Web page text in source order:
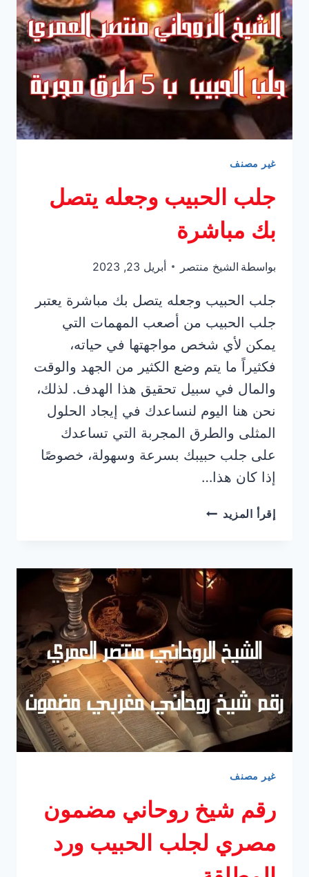
عربي
غير مصنف
جلب الحبيب وجعله يتصل
بك مباشرة
بواسطة الشيخ منتصر أبريل 23, 2023
جلب الحبيب وجعله يتصل بك مباشرة يعتبر
جلب الحبيب من أصعب المهمات التي
يمكن لأي شخص مواجهتها في حياته،
فكثيراً ما يتم وضع الكثير من الجهد والوقت
والمال في سبيل تحقيق هذا الهدف. لذلك،
نحن هنا اليوم لنساعدك في إيجاد الحلول
المثلى والطرق المجربة التي تساعدك
على جلب حبيبك بسرعة وسهولة، خصوصًا
إذا كان هذا…
إقرأ المزيد جلب
بك
مباشرة
غير مصنف
رقم شيخ روحاني مضمون
مصري لجلب الحبيب ورد